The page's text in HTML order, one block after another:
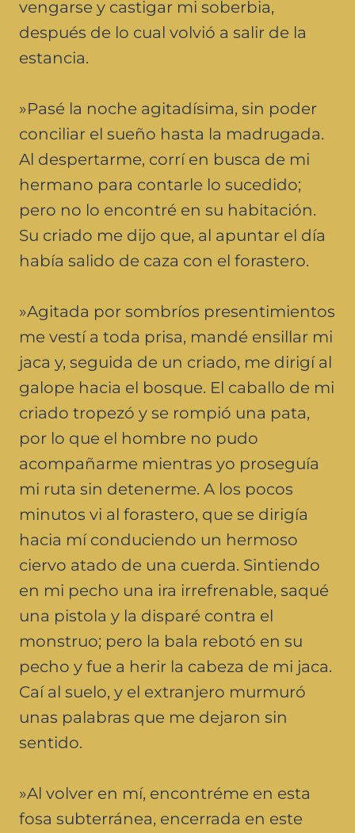
vengarse y castigar mi soberbia,
después de lo cual volvió a salir de la
estancia.
»Pasé la noche agitadísima, sin poder
conciliar el sueño hasta la madrugada.
Al despertarme, corrí en busca de mi
hermano para contarle lo sucedido;
pero no lo encontré en su habitación.
Su criado me dijo que, al apuntar el día
había salido de caza con el forastero.
»Agitada por sombríos presentimientos
me vestí a toda prisa, mandé ensillar mi
jaca y, seguida de un criado, me dirigí al
galope hacia el bosque. El caballo de mi
criado tropezó y se rompió una pata,
por lo que el hombre no pudo
acompañarme mientras yo proseguía
mi ruta sin detenerme. A los pocos
minutos vi al forastero, que se dirigía
hacia mí conduciendo un hermoso
ciervo atado de una cuerda. Sintiendo
en mi pecho una ira irrefrenable, saqué
una pistola y la disparé contra el
monstruo; pero la bala rebotó en su
pecho y fue a herir la cabeza de mi jaca.
Caí al suelo, y el extranjero murmuró
unas palabras que me dejaron sin
sentido.
»Al volver en mí, encontréme en esta
fosa subterránea, encerrada en este